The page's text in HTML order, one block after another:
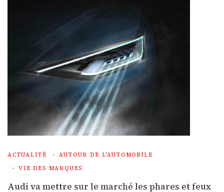
ACTUALITÉ
AUTOUR DE L'AUTOMOBILE
VIE DES MARQUES
Audi va mettre sur le marché les phares et feux